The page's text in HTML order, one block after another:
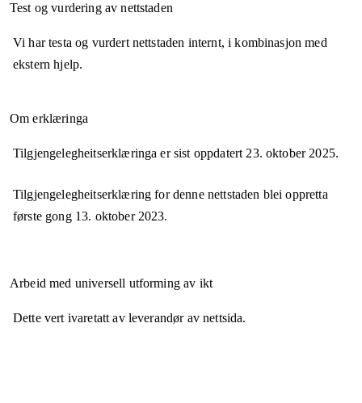
Test og vurdering av nettstaden
Vi har testa og vurdert nettstaden internt, i kombinasjon med
ekstern hjelp.
Om erklæringa
Tilgjengelegheitserklæringa er sist oppdatert23. oktober 2025.
Tilgjengelegheitserklæring for denne nettstaden blei oppretta
første gong 13. oktober 2023.
Arbeid med universell utforming av ikt
Dette vert ivaretatt av leverandør av nettsida.